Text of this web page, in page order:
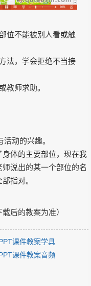
不能被别人看或触
，学会拒绝不当接
教师求助。
动的兴趣。
体的主要部位，现在我
说出的某一个部位的名
指对。
载后的教案为准）
课件教案学具
课件教案音频